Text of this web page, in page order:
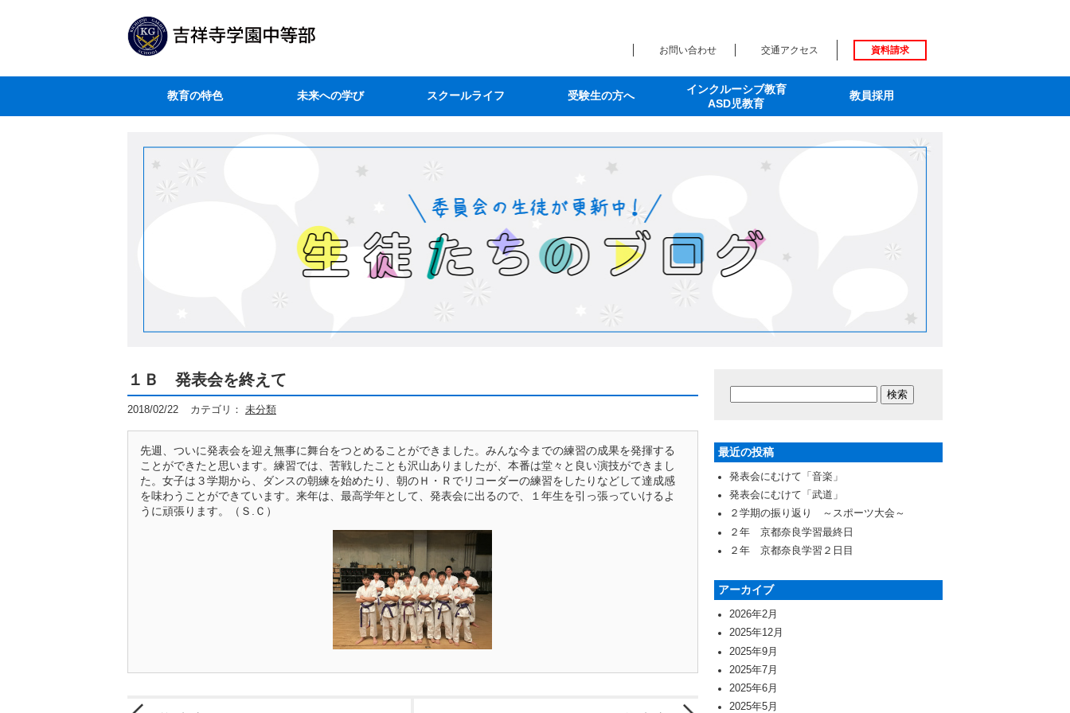
お問い合わせ 交通アクセス 資料請求
教育の特色 未来への学び スクールライフ 受験生の方へ
インクルーシブ教育
ASD児教育
教員採用
１Ｂ 発表会を終えて
2018/02/22 カテゴリ： 未分類
先週、ついに発表会を迎え無事に舞台をつとめることができました。みんな今までの練習の成果を発揮する
ことができたと思います。練習では、苦戦したことも沢山ありましたが、本番は堂々と良い演技ができまし
た。女子は３学期から、ダンスの朝練を始めたり、朝のＨ・Ｒでリコーダーの練習をしたりなどして達成感
を味わうことができています。来年は、最高学年として、発表会に出るので、１年生を引っ張っていけるよ
うに頑張ります。（Ｓ.Ｃ）
最近の投稿
発表会にむけて「音楽」
発表会にむけて「武道」
２学期の振り返り ～スポーツ大会～
２年 京都奈良学習最終日
２年 京都奈良学習２日目
アーカイブ
2026年2月
2025年12月
2025年9月
2025年7月
2025年6月
2025年5月